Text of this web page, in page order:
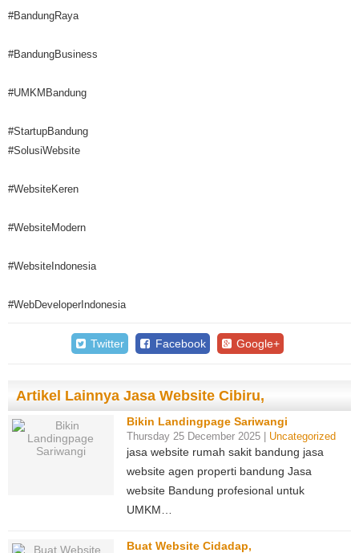
#BandungRaya
#BandungBusiness
#UMKMBandung
#StartupBandung
#SolusiWebsite
#WebsiteKeren
#WebsiteModern
#WebsiteIndonesia
#WebDeveloperIndonesia
Twitter Facebook Google+
Artikel Lainnya Jasa Website Cibiru,
Bikin Landingpage Sariwangi
Thursday 25 December 2025 | Uncategorized
jasa website rumah sakit bandung jasa
website agen properti bandung Jasa
website Bandung profesional untuk
UMKM…
Buat Website Cidadap,